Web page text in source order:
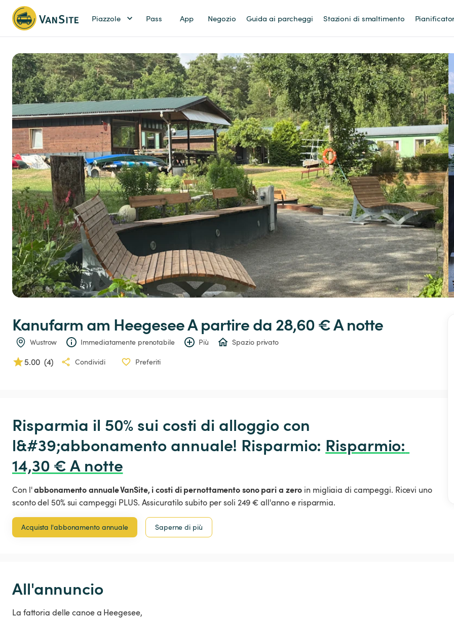
Piazzole Pass App Negozio Guida ai parcheggi Stazioni di smaltimento
Kanufarm am Heegesee A partire da 28,60 € A notte
Wustrow Immediatamente prenotabile Più Spazio privato
5.00 (4) Condividi Preferiti
Risparmia il 50% sui costi di alloggio con
l&#39;abbonamento annuale! Risparmio: Risparmio:
14,30 € A notte
Con l'abbonamento annuale VanSite, i costi di pernottamento sono pari a zero in migliaia di campeggi. Ricevi uno
sconto del 50% sui campeggi PLUS. Assicuratilo subito per soli 249 € all'anno e risparmia.
Acquista l'abbonamento annuale Saperne di più
All'annuncio
La fattoria delle canoe a Heegesee,